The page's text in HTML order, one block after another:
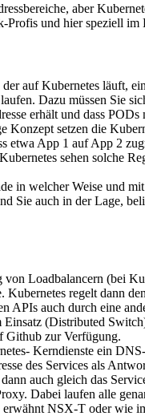
aber
Profis und hier speziell
auf Kubernetes läuft,
Dazu müssen Sie
erhält und dass
setzen die
App 1 auf App 2
sehen solche
in welcher Weise und
Sie auch in der Lage,
Loadbalancern (bei
regelt dann
APIs auch durch eine
(Distributed
Github zur Verfügung.
Kerndienste ein
des Services als
auch gleich das
Dabei laufen alle
NSX-T oder wie